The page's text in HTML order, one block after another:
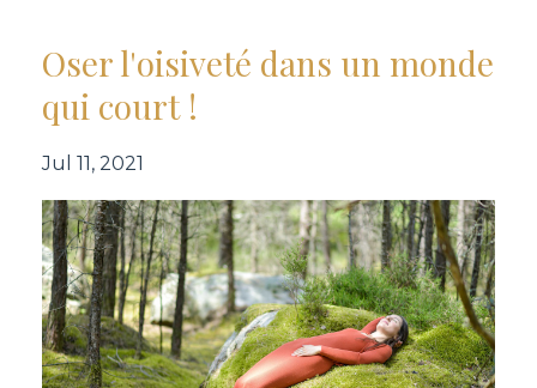
Oser l'oisiveté dans un monde
qui court !
Jul 11, 2021